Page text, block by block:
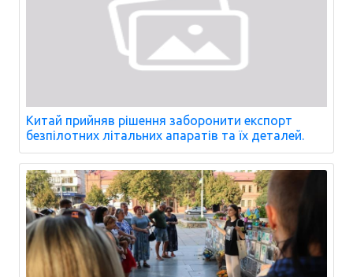
Китай прийняв рішення заборонити експорт
безпілотних літальних апаратів та їх деталей.